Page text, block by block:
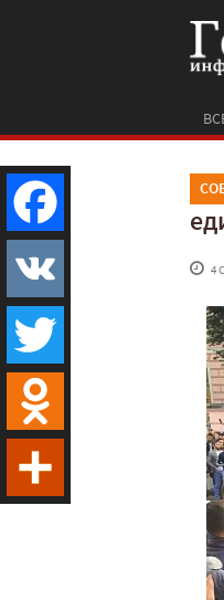
4
Facebook
VK
Twitter
Odnoklassniki